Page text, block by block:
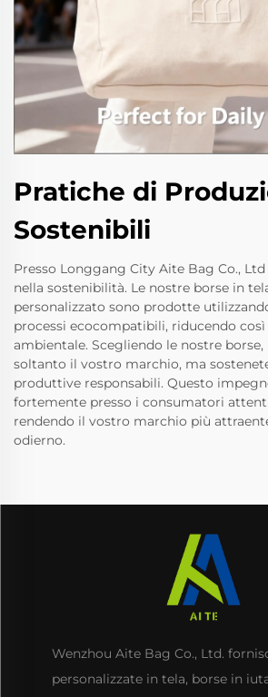
Pratiche di
Sostenibili
Presso Longgang City Aite Bag Co.,
nella sostenibilità. Le nostre borse in
personalizzato sono prodotte
processi ecocompatibili, riducendo
ambientale. Scegliendo le nostre
soltanto il vostro marchio, ma
produttive responsabili. Questo
fortemente presso i consumatori
rendendo il vostro marchio più
odierno.
Wenzhou Aite Bag Co., Ltd.
personalizzate in tela, borse in